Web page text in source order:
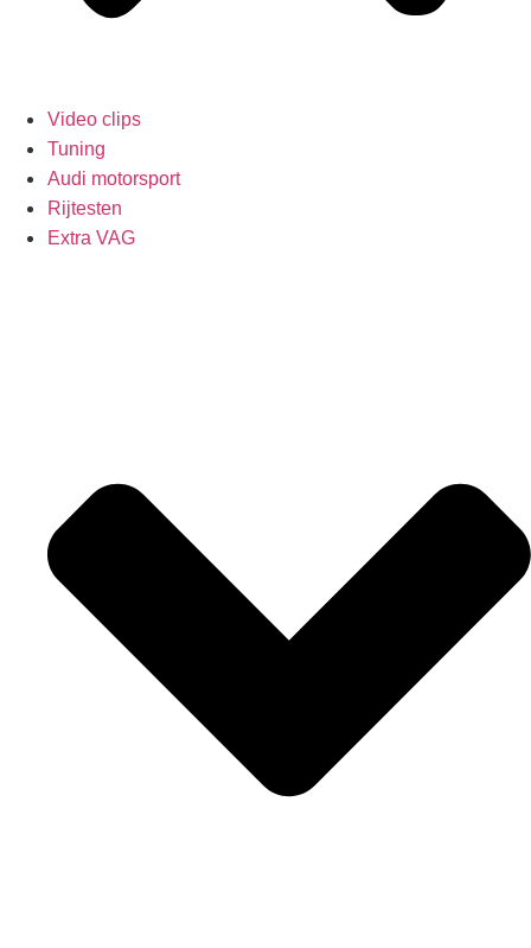
Video clips
Tuning
Audi motorsport
Rijtesten
Extra VAG